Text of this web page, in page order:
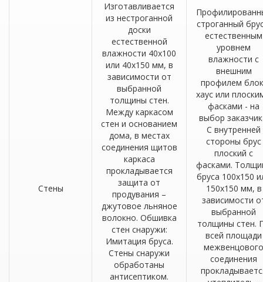
Стены
Изготавливается
из нестроганной
доски
естественной
влажности 40х100
или 40х150 мм, в
зависимости от
выбранной
толщины стен.
Между каркасом
стен и основанием
дома, в местах
соединения щитов
каркаса
прокладывается
защита от
продувания –
джутовое льняное
волокно. Обшивка
стен снаружи:
Имитация бруса.
Стены снаружи
обработаны
антисептиком.
строганный
естественным
уровнем
влажности с
внешним
профилем
хаус или
фасками - на
выбор
С внутренней
стороны брус
плоский с
фасками.
бруса 100х150
150х150 мм, в
зависимости
выбранной
толщины стен.
всей площади
межвенцового
соединения